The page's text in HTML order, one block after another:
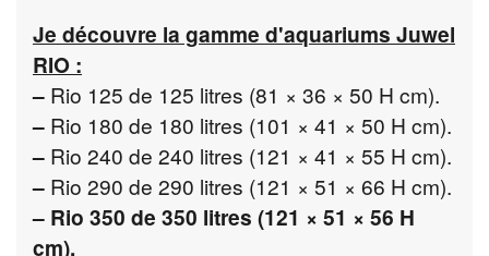
Je découvre la gamme d'aquariums Juwel
RIO :
– Rio 125 de 125 litres (81 × 36 × 50 H cm).
– Rio 180 de 180 litres (101 × 41 × 50 H cm).
– Rio 240 de 240 litres (121 × 41 × 55 H cm).
– Rio 290 de 290 litres (121 × 51 × 66 H cm).
– Rio 350 de 350 litres (121 × 51 × 56 H
cm).